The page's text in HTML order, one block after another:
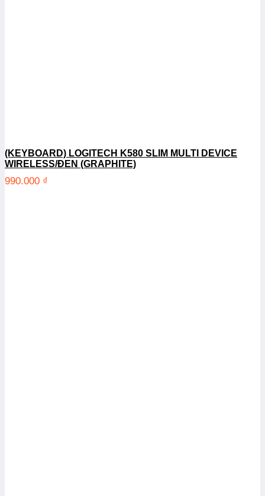
(KEYBOARD) LOGITECH K580 SLIM MULTI DEVICE
WIRELESS/ĐEN (GRAPHITE)
990.000 ₫